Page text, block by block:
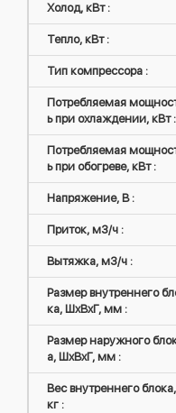
Холод, кВт :
Тепло, кВт :
Тип компрессора :
Потребляемая
ь при охлаждении, кВт :
Потребляемая
ь при обогреве, кВт :
Напряжение, В :
Приток, м3/ч :
Вытяжка, м3/ч :
Размер внутреннего
ка, ШxВxГ, мм :
Размер наружного
а, ШxВxГ, мм :
Вес внутреннего блока,
кг :